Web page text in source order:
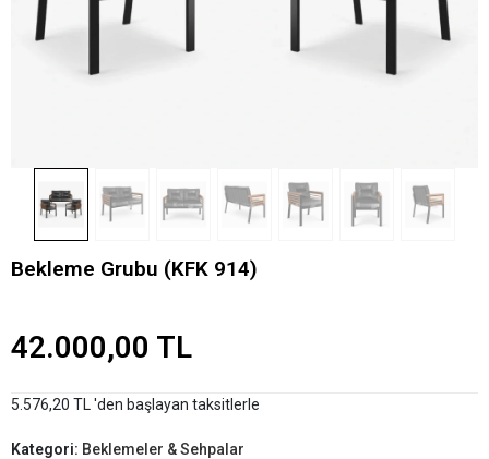
Bekleme Grubu (KFK 914)
42.000,00 TL
5.576,20 TL 'den başlayan taksitlerle
Kategori: Beklemeler & Sehpalar